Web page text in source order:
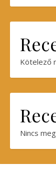
Kötelező
Nincs